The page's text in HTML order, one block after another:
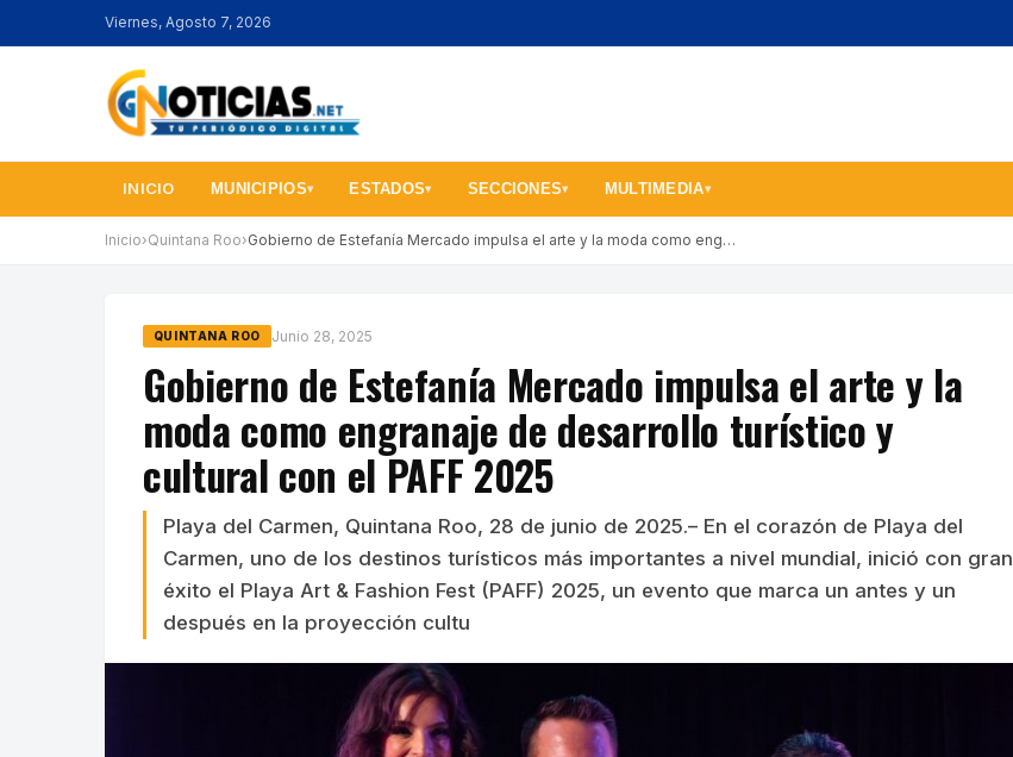
Viernes, Agosto 7, 2026
INICIO MUNICIPIOS▾ ESTADOS▾ SECCIONES▾ MULTIMEDIA▾
Inicio›Quintana Roo›Gobierno de Estefanía Mercado impulsa el arte y la moda como eng…
QUINTANA ROO Junio 28, 2025
Gobierno de Estefanía Mercado impulsa el arte y la
moda como engranaje de desarrollo turístico y
cultural con el PAFF 2025
Playa del Carmen, Quintana Roo, 28 de junio de 2025.– En el corazón de Playa del
Carmen, uno de los destinos turísticos más importantes a nivel mundial, inició con gran
éxito el Playa Art & Fashion Fest (PAFF) 2025, un evento que marca un antes y un
después en la proyección cultu